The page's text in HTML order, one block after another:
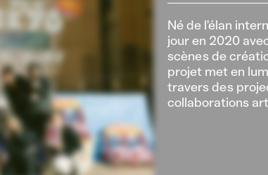
Né de l’élan
jour en 2020
scènes de
projet met en
travers des
collaborations